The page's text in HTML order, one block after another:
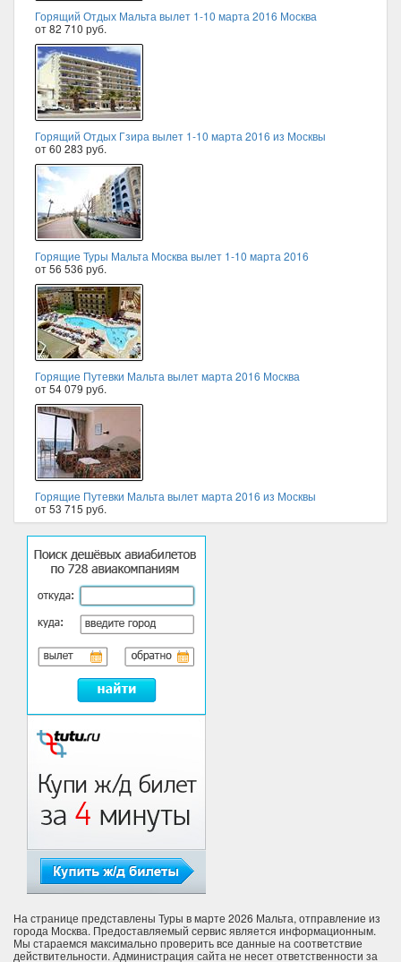
Горящий Отдых Мальта вылет 1-10 марта 2016 Москва
от 82 710 руб.
Горящий Отдых Гзира вылет 1-10 марта 2016 из Москвы
от 60 283 руб.
Горящие Туры Мальта Москва вылет 1-10 марта 2016
от 56 536 руб.
Горящие Путевки Мальта вылет марта 2016 Москва
от 54 079 руб.
Горящие Путевки Мальта вылет марта 2016 из Москвы
от 53 715 руб.
На странице представлены Туры в марте 2026 Мальта, отправление из
города Москва. Предоставляемый сервис является информационным.
Мы стараемся максимально проверить все данные на соответствие
действительности. Администрация сайта не несет ответственности за